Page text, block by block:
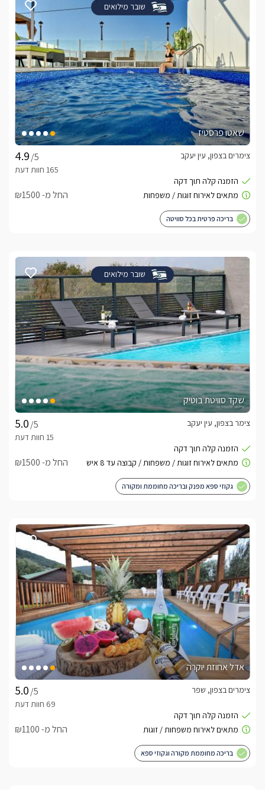
שובר מילואים
שאטו פרסטיז
/5
צימרים בצפון, עין יעקב
החל מ- ₪1500
בריכה פרטית בכל סוויטה
שובר מילואים
שקד סוויטת בוטיק
/5
צימר בצפון, עין יעקב
החל מ- ₪1500
גקוזי ספא מפנק ובריכה מחוממת ומקורה
אדל אחוזת יוקרה
/5
צימרים בצפון, שפר
החל מ- ₪1100
בריכה מחוממת מקורה וגקוזי ספא